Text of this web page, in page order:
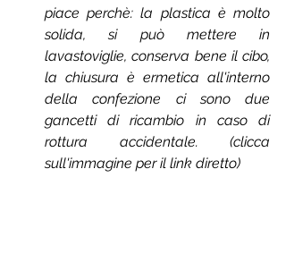
piace perchè: la plastica è molto
solida, si può mettere in
lavastoviglie, conserva bene il cibo,
la chiusura è ermetica all'interno
della confezione ci sono due
gancetti di ricambio in caso di
rottura accidentale. (clicca
sull'immagine per il link diretto)